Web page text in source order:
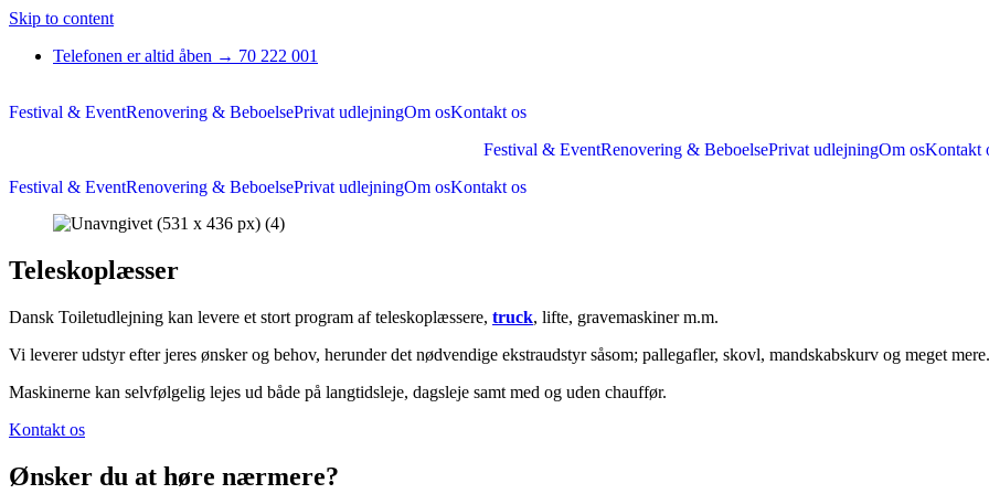
Skip to content
Telefonen er altid åben → 70 222 001
Festival & EventRenovering & BeboelsePrivat udlejningOm osKontakt os
Festival & EventRenovering & BeboelsePrivat udlejningOm osKontakt
Festival & EventRenovering & BeboelsePrivat udlejningOm osKontakt os
Teleskoplæsser
Dansk Toiletudlejning kan levere et stort program af teleskoplæssere, truck, lifte, gravemaskiner m.m.
Vi leverer udstyr efter jeres ønsker og behov, herunder det nødvendige ekstraudstyr såsom; pallegafler, skovl, mandskabskurv og meget mere.
Maskinerne kan selvfølgelig lejes ud både på langtidsleje, dagsleje samt med og uden chauffør.
Kontakt os
Ønsker du at høre nærmere?